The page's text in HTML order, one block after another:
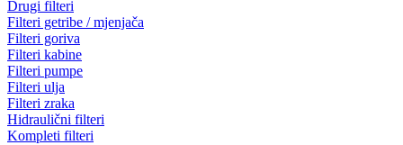
Drugi filteri
Filteri getribe / mjenjača
Filteri goriva
Filteri kabine
Filteri pumpe
Filteri ulja
Filteri zraka
Hidraulični filteri
Kompleti filteri